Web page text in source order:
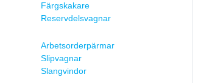
Färgskakare
Reservdelsvagnar
Arbetsorderpärmar
Slipvagnar
Slangvindor